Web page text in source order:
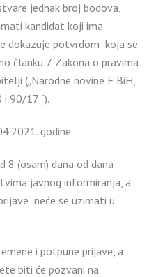
jednak broj bodova,
kandidat koji ima
dokazuje potvrdom koja se
članku 7. Zakona o pravima
(„Narodne novine F BiH,
i 90/17 ˝).
godine.
8 (osam) dana od dana
javnog informiranja, a
neće se uzimati u
i potpune prijave, a
biti će pozvani na